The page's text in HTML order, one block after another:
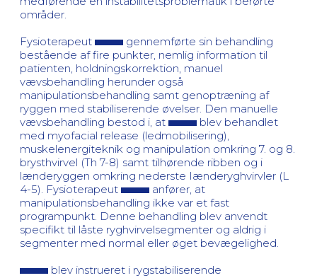
områder.
Fysioterapeut
gennemførte sin behandling
bestående af fire punkter, nemlig information til
patienten, holdningskorrektion, manuel
vævsbehandling herunder også
manipulationsbehandling samt genoptræning af
ryggen med stabiliserende øvelser. Den manuelle
vævsbehandling bestod i, at
blev behandlet
med myofacial release (ledmobilisering),
muskelenergiteknik og manipulation omkring 7. og 8.
brysthvirvel (Th 7-8) samt tilhørende ribben og i
lænderyggen omkring nederste Iænderyghvirvler (L
4-5). Fysioterapeut
anfører, at
manipulationsbehandling ikke var et fast
programpunkt. Denne behandling blev anvendt
specifikt til låste ryghvirvelsegmenter og aldrig i
segmenter med normal eller øget bevægelighed.
blev instrueret i rygstabiliserende